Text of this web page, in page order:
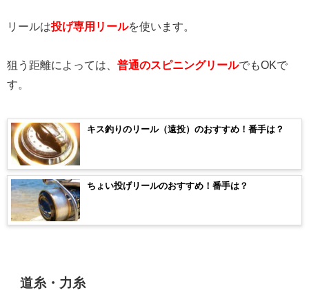
リールは投げ専用リールを使います。
狙う距離によっては、 普通のスピニングリールでもOKで
す。
キス釣りのリール（遠投）のおすすめ！番手は？
ちょい投げリールのおすすめ！番手は？
道糸・力糸